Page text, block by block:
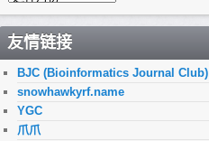
友情链接
BJC (Bioinformatics Journal Club)
snowhawkyrf.name
YGC
爪爪